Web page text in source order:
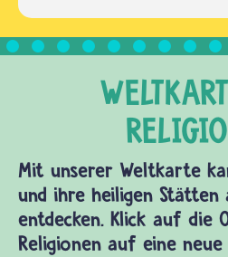
Mit unserer Weltkarte
und ihre heiligen Stätten
entdecken. Klick auf die
Religionen auf eine